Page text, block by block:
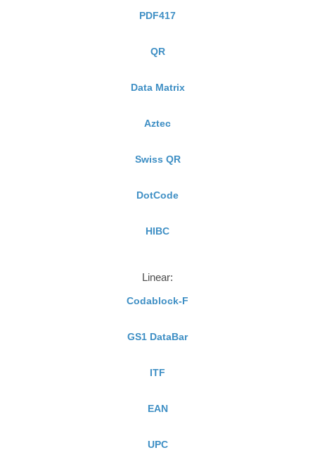
PDF417
QR
Data Matrix
Aztec
Swiss QR
DotCode
HIBC
Linear:
Codablock-F
GS1 DataBar
ITF
EAN
UPC